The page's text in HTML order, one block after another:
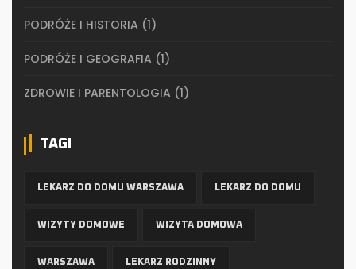
PODRÓŻE I HISTORIA (1)
PODRÓŻE I GEOGRAFIA (1)
ZDROWIE I PARENTOLOGIA (1)
TAGI
LEKARZ DO DOMU WARSZAWA LEKARZ DO DOMU
WIZYTY DOMOWE WIZYTA DOMOWA
WARSZAWA LEKARZ RODZINNY